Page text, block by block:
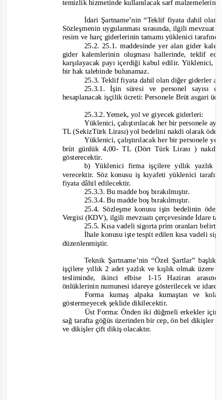
temizlik hizmetinde kullanılacak sarf malzemelerinin
İdari Şartname’nin “Teklif fiyata dahil olan
Sözleşmenin uygulanması sırasında, ilgili mevzuat
resim ve harç giderlerinin tamamı yüklenici
25.2. 25.1. maddesinde yer alan gider
gider kalemlerinin oluşması hallerinde, teklif
karşılayacak payı içerdiği kabul edilir. Yüklenici,
bir hak talebinde bulunamaz.
25.3. Teklif fiyata dahil olan diğer giderler
25.3.1. İşin süresi ve personel sayısı
hesaplanacak işçilik ücreti: Personele Brüt asgari
25.3.2. Yemek, yol ve giyecek giderleri:
Yüklenici, çalıştırılacak her bir personele
TL (SekizTürk Lirası) yol bedelini nakdi olarak
Yüklenici, çalıştırılacak her bir personele
brüt günlük 4,00-TL (Dört Türk Lirası ) nakdi
gösterecektir.
b) Yüklenici firma işçilere yıllık
verecektir. Söz konusu iş kıyafeti yüklenici
fiyata dâhil edilecektir.
25.3.3. Bu madde boş bırakılmıştır.
25.3.4. Bu madde boş bırakılmıştır.
25.4. Sözleşme konusu işin bedelinin
Vergisi (KDV), ilgili mevzuatı çerçevesinde İdare
25.5. Kısa vadeli sigorta prim oranları
İhale konusu işte tespit edilen kısa vadeli
düzenlenmiştir.
Teknik Şartname’nin “Özel Şartlar”
işçilere yıllık 2 adet yazlık ve kışlık olmak
tesliminde, ikinci elbise 1-15 Haziran
önlüklerinin numunesi idareye gösterilecek ve
Forma kumaş alpaka kumaştan ve
göstermeyecek şeklide dikilecektir.
Üst Forma: Önden iki düğmeli erkekler
sağ tarafta göğüs üzerinden bir cep, ön bel
ve dikişler çift dikiş olacaktır.